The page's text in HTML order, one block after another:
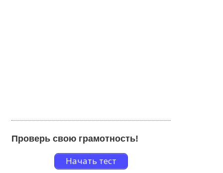
Проверь свою грамотность!
Начать тест